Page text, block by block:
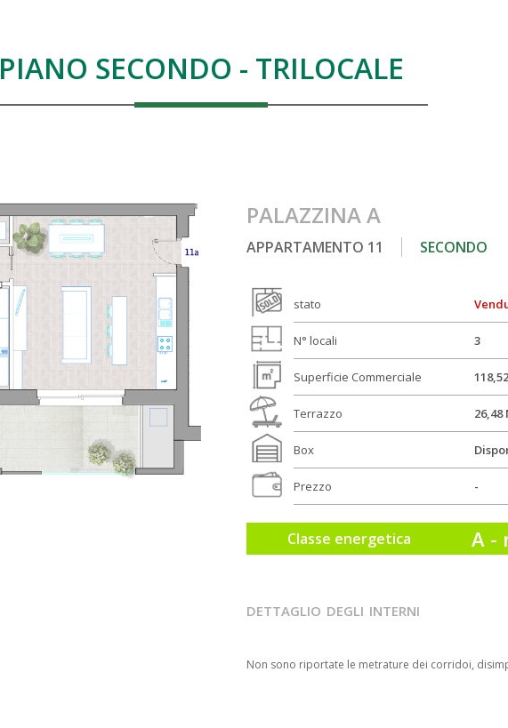
PIANO SECONDO - TRILOCALE
PALAZZINA A
APPARTAMENTO 11 SECONDO
stato
N° locali 3
Superficie Commerciale
Terrazzo 26,48
Box
Prezzo -
Classe energetica A -
dettaglio degli interni
Non sono riportate le metrature dei corridoi,